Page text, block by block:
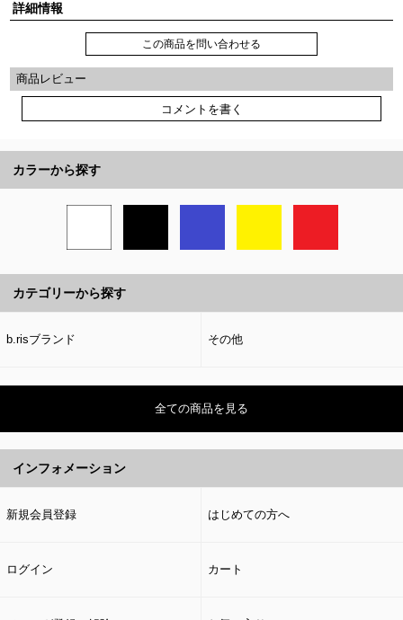
詳細情報
この商品を問い合わせる
商品レビュー
コメントを書く
カラーから探す
カテゴリーから探す
b.risブランド その他
全ての商品を見る
インフォメーション
新規会員登録 はじめての方へ
ログイン カート